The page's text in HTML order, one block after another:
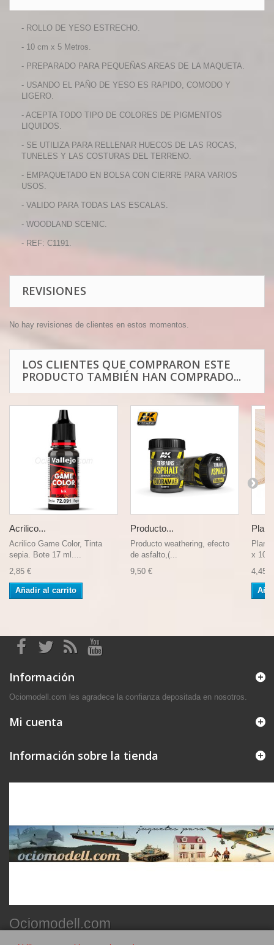
- ROLLO DE YESO ESTRECHO.
- 10 cm x 5 Metros.
- PREPARADO PARA PEQUEÑAS AREAS DE LA MAQUETA.
- USANDO EL PAÑO DE YESO ES RAPIDO, COMODO Y
LIGERO.
- ACEPTA TODO TIPO DE COLORES DE PIGMENTOS
LIQUIDOS.
- SE UTILIZA PARA RELLENAR HUECOS DE LAS ROCAS,
TUNELES Y LAS COSTURAS DEL TERRENO.
- EMPAQUETADO EN BOLSA CON CIERRE PARA VARIOS
USOS.
- VALIDO PARA TODAS LAS ESCALAS.
- WOODLAND SCENIC.
- REF: C1191.
REVISIONES
No hay revisiones de clientes en estos momentos.
LOS CLIENTES QUE COMPRARON ESTE
PRODUCTO TAMBIÉN HAN COMPRADO...
Acrilico...
Acrilico Game Color, Tinta
sepia. Bote 17 ml....
2,85 €
Añadir al carrito
Producto...
Producto weathering, efecto
de asfalto,(...
9,50 €
x
4,45 €
Información
Ociomodell.com les agradece la confianza depositada en nosotros.
Mi cuenta
Información sobre la tienda
Ociomodell.com